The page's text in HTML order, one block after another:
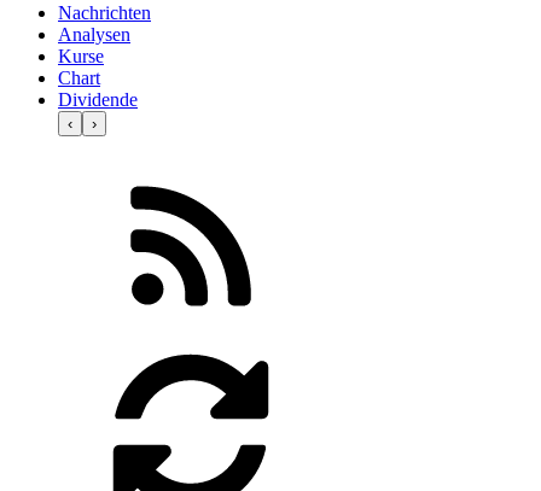
Nachrichten
Analysen
Kurse
Chart
Dividende
‹ ›